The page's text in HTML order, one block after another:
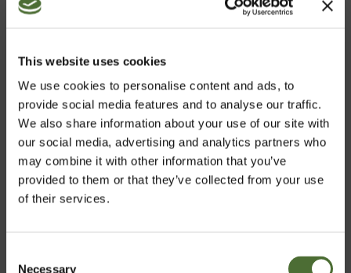
This website uses cookies
We use cookies to personalise content and ads, to
provide social media features and to analyse our traffic.
We also share information about your use of our site with
our social media, advertising and analytics partners who
may combine it with other information that you’ve
provided to them or that they’ve collected from your use
of their services.
Necessary
Blandeflaske 500 ml
21,00
Super 10, Grovrengøringsmid...